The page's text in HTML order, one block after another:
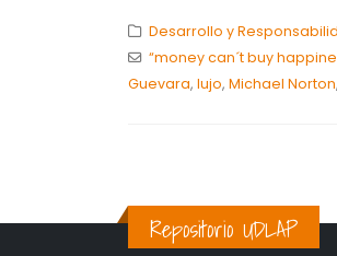
Desarrollo y
“money can´t buy
Guevara, lujo, Michael Norton,
Repositorio UDLAP